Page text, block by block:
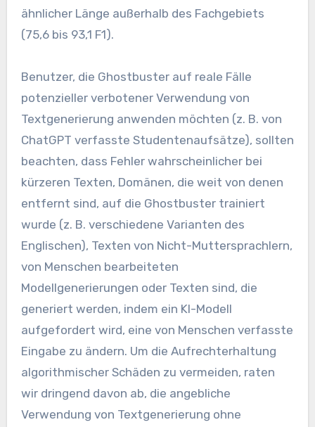
ähnlicher Länge außerhalb des Fachgebiets
(75,6 bis 93,1 F1).
Benutzer, die Ghostbuster auf reale Fälle
potenzieller verbotener Verwendung von
Textgenerierung anwenden möchten (z. B. von
ChatGPT verfasste Studentenaufsätze), sollten
beachten, dass Fehler wahrscheinlicher bei
kürzeren Texten, Domänen, die weit von denen
entfernt sind, auf die Ghostbuster trainiert
wurde (z. B. verschiedene Varianten des
Englischen), Texten von Nicht-Muttersprachlern,
von Menschen bearbeiteten
Modellgenerierungen oder Texten sind, die
generiert werden, indem ein KI-Modell
aufgefordert wird, eine von Menschen verfasste
Eingabe zu ändern. Um die Aufrechterhaltung
algorithmischer Schäden zu vermeiden, raten
wir dringend davon ab, die angebliche
Verwendung von Textgenerierung ohne